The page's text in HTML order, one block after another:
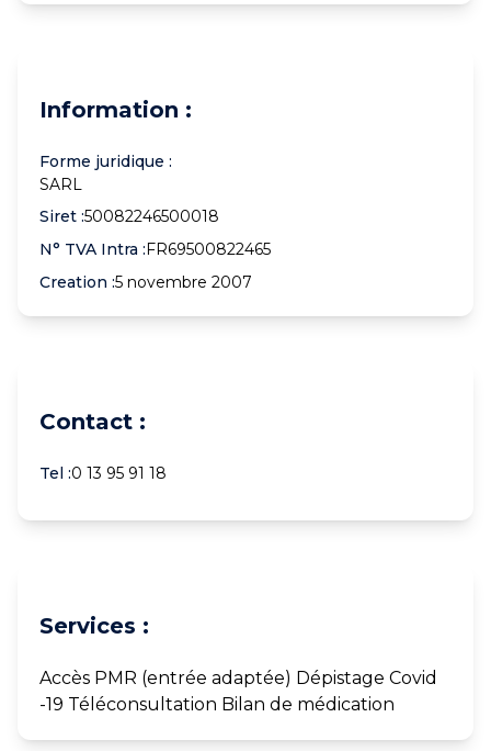
Information :
Forme juridique :
SARL
Siret :50082246500018
N° TVA Intra :FR69500822465
Creation :5 novembre 2007
Contact :
Tel :0 13 95 91 18
Services :
Accès PMR (entrée adaptée) Dépistage Covid
-19 Téléconsultation Bilan de médication